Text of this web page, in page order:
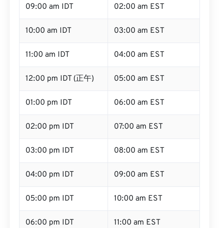
09:00 am IDT 02:00 am EST
10:00 am IDT 03:00 am EST
11:00 am IDT 04:00 am EST
12:00 pm IDT (正午) 05:00 am EST
01:00 pm IDT 06:00 am EST
02:00 pm IDT 07:00 am EST
03:00 pm IDT 08:00 am EST
04:00 pm IDT 09:00 am EST
05:00 pm IDT 10:00 am EST
06:00 pm IDT 11:00 am EST